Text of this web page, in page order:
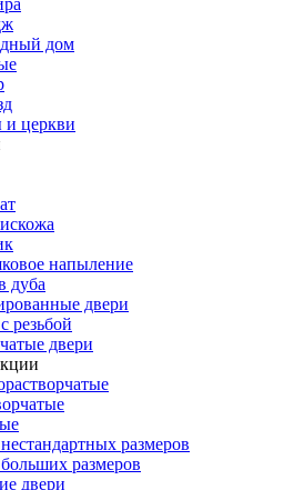
дом
церкви
напыление
дуба
двери
резьбой
двери
размеров
размеров
двери